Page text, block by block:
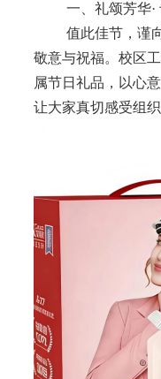
一、礼颂芳华·
值此佳节，谨
敬意与祝福。校区
属节日礼品，以心
让大家真切感受组